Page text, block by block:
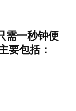
需一秒钟便
要包括：